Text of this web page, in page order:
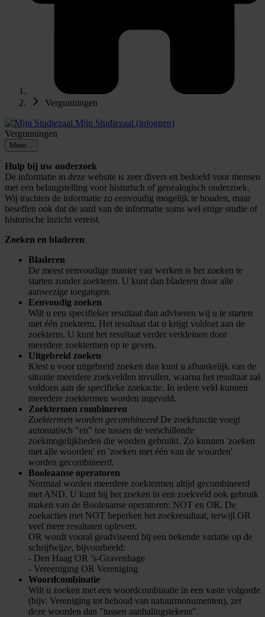
Vergunningen
Mijn Studiezaal (inloggen)
Vergunningen
Meer...
Hulp bij uw onderzoek
De informatie in deze website is zeer divers en bedoeld voor mensen
met een belangstelling voor historisch of genealogisch onderzoek.
Wij trachten de informatie zo eenvoudig mogelijk te houden, maar
beseffen ook dat de aard van de informatie soms wel enige studie of
historische inzicht vereist.
Zoeken en bladeren
Bladeren
De meest eenvoudige manier van werken is het zoeken te
starten zonder zoekterm. U kunt dan bladeren door alle
aanwezige toegangen.
Eenvoudig zoeken
Wilt u een specifieker resultaat dan adviseren wij u te starten
met één zoekterm. Het resultaat dat u krijgt voldoet aan de
zoekterm. U kunt het resultaat verder verkleinen door
meerdere zoektermen op te geven.
Uitgebreid zoeken
Kiest u voor uitgebreid zoeken dan kunt u afhankelijk van de
situatie meerdere zoekvelden invullen, waarna het resultaat zal
voldoen aan de specifieke zoekactie. In iedere veld kunnen
meerdere zoektermen worden ingevuld.
Zoektermen combineren
Zoektermen worden gecombineerd De zoekfunctie voegt
automatisch "en" toe tussen de verschillende
zoekmogelijkheden die worden gebruikt. Zo kunnen 'zoeken
met alle woorden' en 'zoeken met één van de woorden'
worden gecombineerd.
Booleaanse operatoren
Normaal worden meerdere zoektermen altijd gecombineerd
met AND. U kunt bij het zoeken in een zoekveld ook gebruik
maken van de Booleaanse operatoren: NOT en OR. De
zoekacties met NOT beperken het zoekresultaat, terwijl OR
veel meer resultaten oplevert.
OR wordt vooral geadviseerd bij een bekende variatie op de
schrijfwijze, bijvoorbeeld:
- Den Haag OR ’s-Gravenhage
- Vereeniging OR Vereniging
Woordcombinatie
Wilt u zoeken met een woordcombinatie in een vaste volgorde
(bijv. Vereniging tot behoud van natuurmonumenten), zet
deze woorden dan "tussen aanhalingstekens".